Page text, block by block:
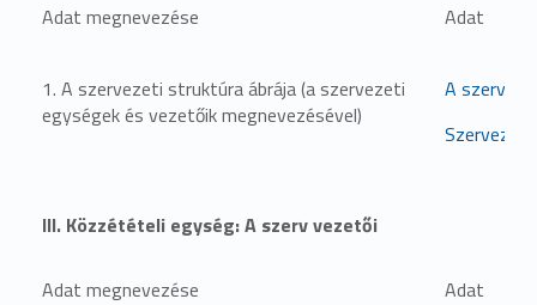
Adat megnevezése Adat
1. A szervezeti struktúra ábrája (a szervezeti
egységek és vezetőik megnevezésével)
A
III. Közzétételi egység: A szerv vezetői
Adat megnevezése Adat